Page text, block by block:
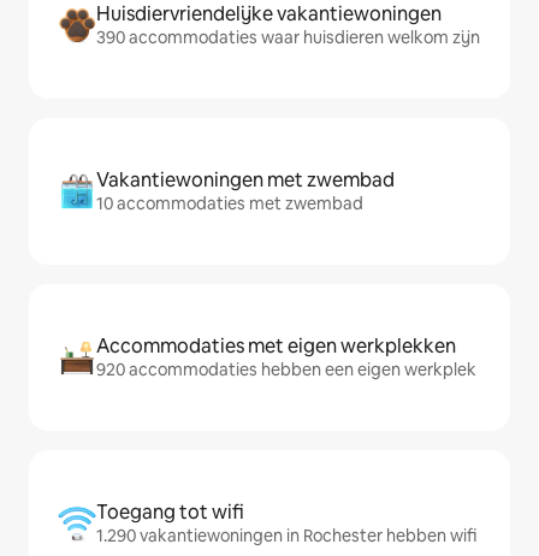
Huisdiervriendelijke vakantiewoningen
390 accommodaties waar huisdieren welkom zijn
Vakantiewoningen met zwembad
10 accommodaties met zwembad
Accommodaties met eigen werkplekken
920 accommodaties hebben een eigen werkplek
Toegang tot wifi
1.290 vakantiewoningen in Rochester hebben wifi